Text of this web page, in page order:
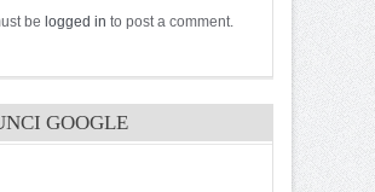
be logged in to post a comment.
GOOGLE